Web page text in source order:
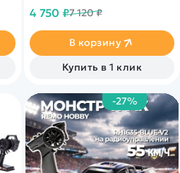
Усиленный полный привод
4 750 ₽7 120 ₽
В корзину
Купить в 1 клик
-27%